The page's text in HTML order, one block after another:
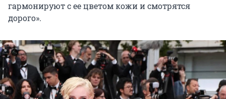
гармонируют с ее цветом кожи и смотрятся
дорого».